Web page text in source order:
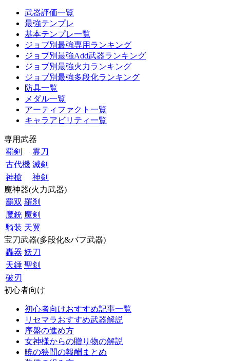
武器評価一覧
最強テンプレ
基本テンプレ一覧
ジョブ別最強専用ランキング
ジョブ別最強Add武器ランキング
ジョブ別最強火力ランキング
ジョブ別最強多段化ランキング
防具一覧
メダル一覧
アーティファクト一覧
キャラアビリティ一覧
専用武器
覇剣
霊刀
古代機 滅剣
神槍
神剣
魔神器(火力武器)
覇双 羅刹
魔銃 魔剣
騎装 天翼
宝刀武器(多段化&バフ武器)
轟器 妖刀
天錘 聖剣
破刃
初心者向け
初心者向けおすすめ記事一覧
リセマラおすすめ武器解説
序盤の進め方
女神様からの贈り物の解説
暁の狭間の報酬まとめ